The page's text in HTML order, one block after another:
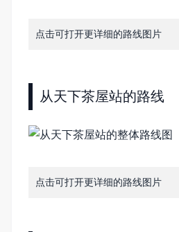
点击可打开更详细的路线图片
从天下茶屋站的路线
点击可打开更详细的路线图片